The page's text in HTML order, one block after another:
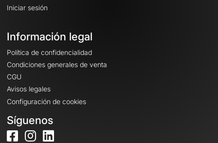
Iniciar sesión
Información legal
Política de confidencialidad
Condiciones generales de venta
CGU
Avisos legales
Configuración de cookies
Síguenos